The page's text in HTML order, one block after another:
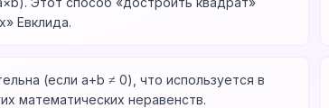
Евклида.
(если a+b ≠ 0), что используется в
математических неравенств.